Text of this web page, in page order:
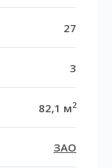
27
3
82,1 м2
ЗАО